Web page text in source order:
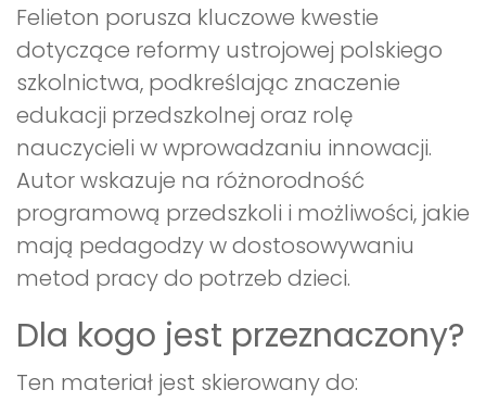
Felieton porusza kluczowe kwestie
dotyczące reformy ustrojowej polskiego
szkolnictwa, podkreślając znaczenie
edukacji przedszkolnej oraz rolę
nauczycieli w wprowadzaniu innowacji.
Autor wskazuje na różnorodność
programową przedszkoli i możliwości, jakie
mają pedagodzy w dostosowywaniu
metod pracy do potrzeb dzieci.
Dla kogo jest przeznaczony?
Ten materiał jest skierowany do: